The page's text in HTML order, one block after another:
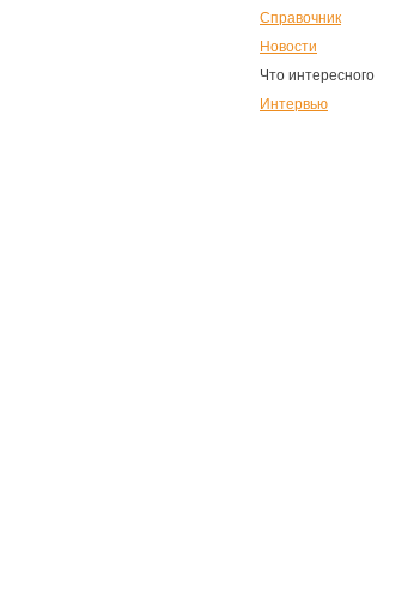
Справочник
Новости
Что интересного
Интервью